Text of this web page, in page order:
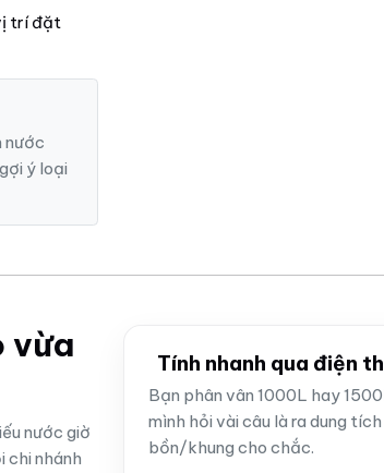
trí đặt
nước
gợi ý loại
vừa
nước giờ
chi nhánh
Tính nhanh qua điện
Bạn phân vân 1000L hay
mình hỏi vài câu là ra dung
bồn/khung cho chắc.